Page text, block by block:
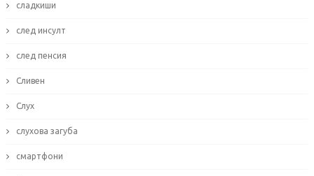
сладкиши
след инсулт
след пенсия
Сливен
Слух
слухова загуба
смартфони